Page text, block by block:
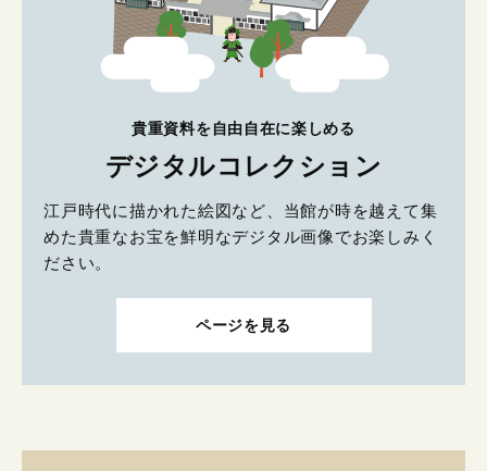
貴重資料を自由自在に楽しめる
デジタルコレクション
江戸時代に描かれた絵図など、当館が時を越えて集
めた貴重なお宝を鮮明なデジタル画像でお楽しみく
ださい。
ページを見る